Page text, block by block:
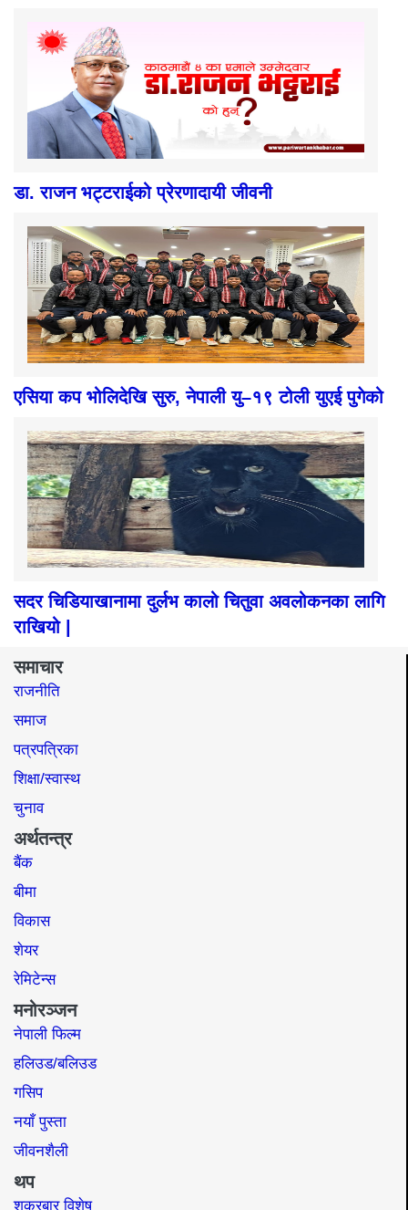
डा. राजन भट्टराईको प्रेरणादायी जीवनी
एसिया कप भोलिदेखि सुरु, नेपाली यु–१९ टोली युएई पुगेको
सदर चिडियाखानामा दुर्लभ कालो चितुवा अवलोकनका लागि
राखियो |
समाचार
राजनीति
समाज​
पत्रपत्रिका
शिक्षा/स्वास्थ
चुनाव
अर्थतन्त्र
बैंक
बीमा
विकास
शेयर
रेमिटेन्स
मनोरञ्जन
नेपाली फिल्म
हलिउड/बलिउड
गसिप
नयाँ पुस्ता
जीवनशैली
थप
शुक्रबार विशेष